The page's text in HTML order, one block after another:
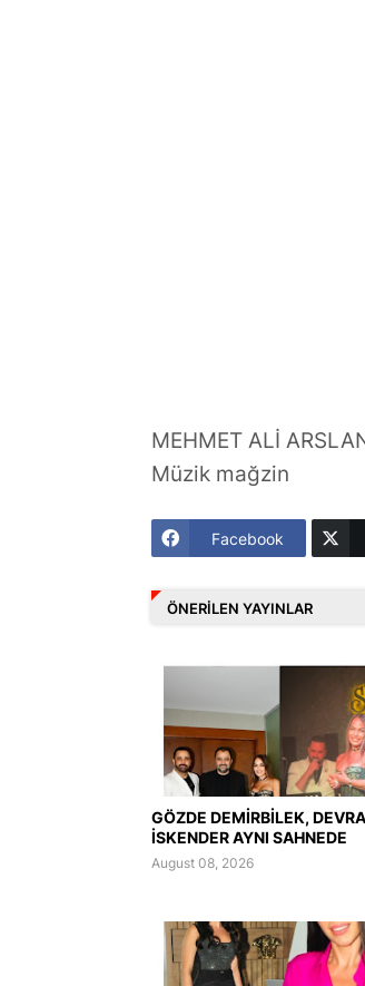
MEHMET ALİ
Müzik mağzin
Facebook
ÖNERILEN YAYINLAR
GÖZDE DEMİRBİLEK,
İSKENDER AYNI SAHNEDE
August 08, 2026